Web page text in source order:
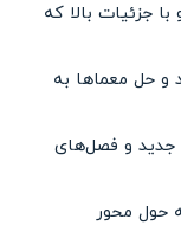
جزئیات بالا که
و حل معماها به
جدید و فصل‌های
حول محور